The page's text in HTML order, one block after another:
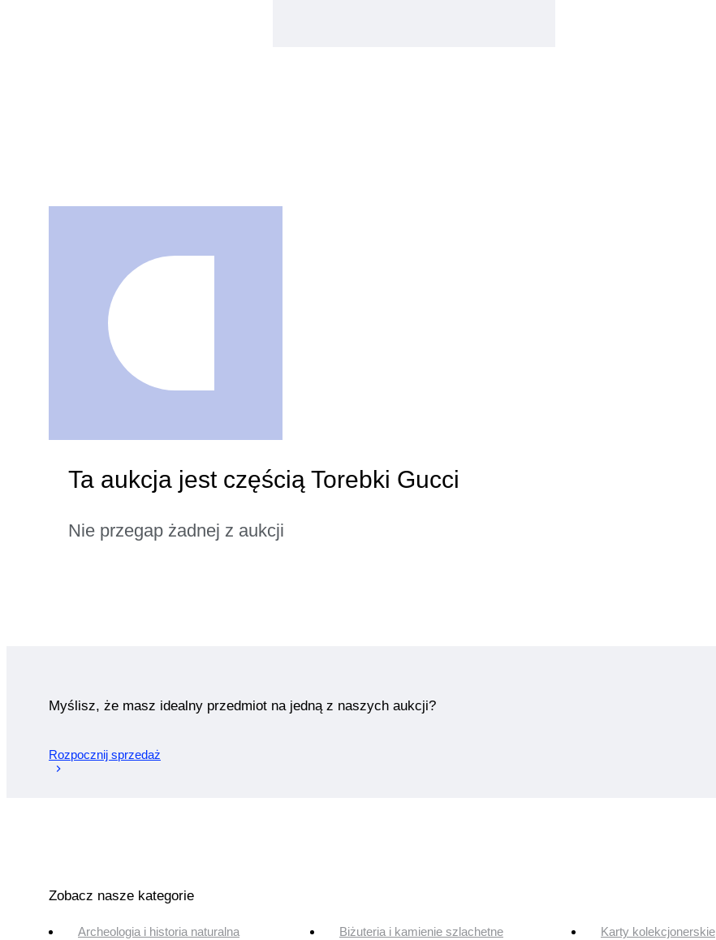
Ta aukcja jest częścią Torebki Gucci
Nie przegap żadnej z aukcji
Myślisz, że masz idealny przedmiot na jedną z naszych aukcji?
Rozpocznij sprzedaż
Zobacz nasze kategorie
Archeologia i historia naturalna Biżuteria i kamienie szlachetne Karty kolekcjonerskie